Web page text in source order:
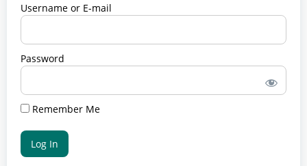
Username or E-mail
Password
Remember Me